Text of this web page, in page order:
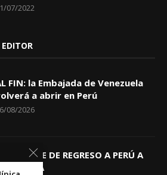
07/2022
FIN: la Embajada de Venezuela
a abrir en Perú
08/2026
KEIKO TRAE DE REGRESO A PERÚ A
GIOVANNA